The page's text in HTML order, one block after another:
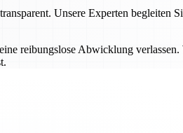
Unsere Experten begleiten
reibungslose Abwicklung